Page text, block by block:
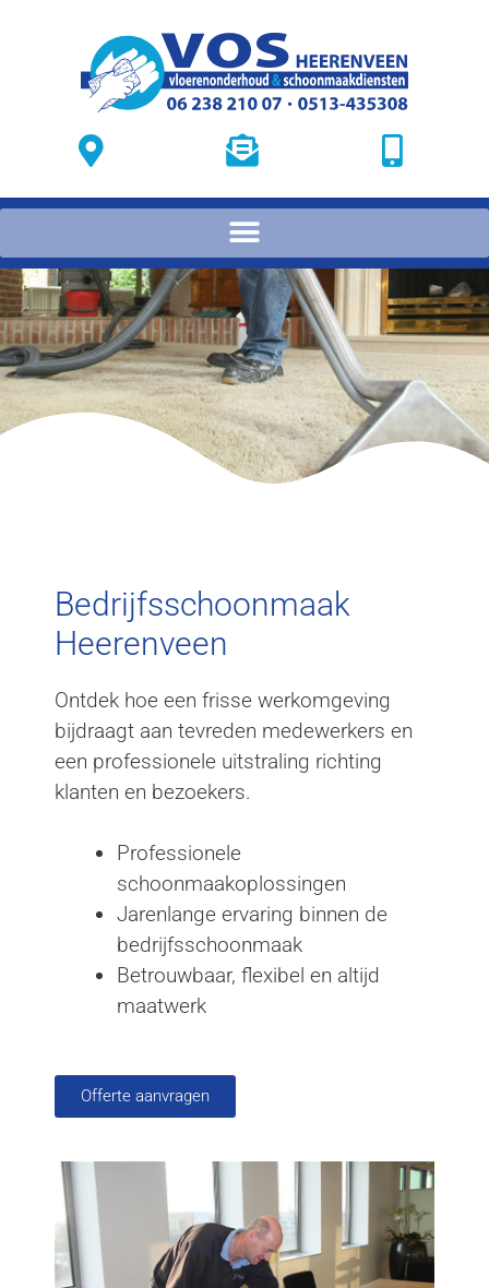
Bedrijfsschoonmaak
Heerenveen
Ontdek hoe een frisse werkomgeving
bijdraagt aan tevreden medewerkers en
een professionele uitstraling richting
klanten en bezoekers.
Professionele
schoonmaakoplossingen
Jarenlange ervaring binnen de
bedrijfsschoonmaak
Betrouwbaar, flexibel en altijd
maatwerk
Offerte aanvragen